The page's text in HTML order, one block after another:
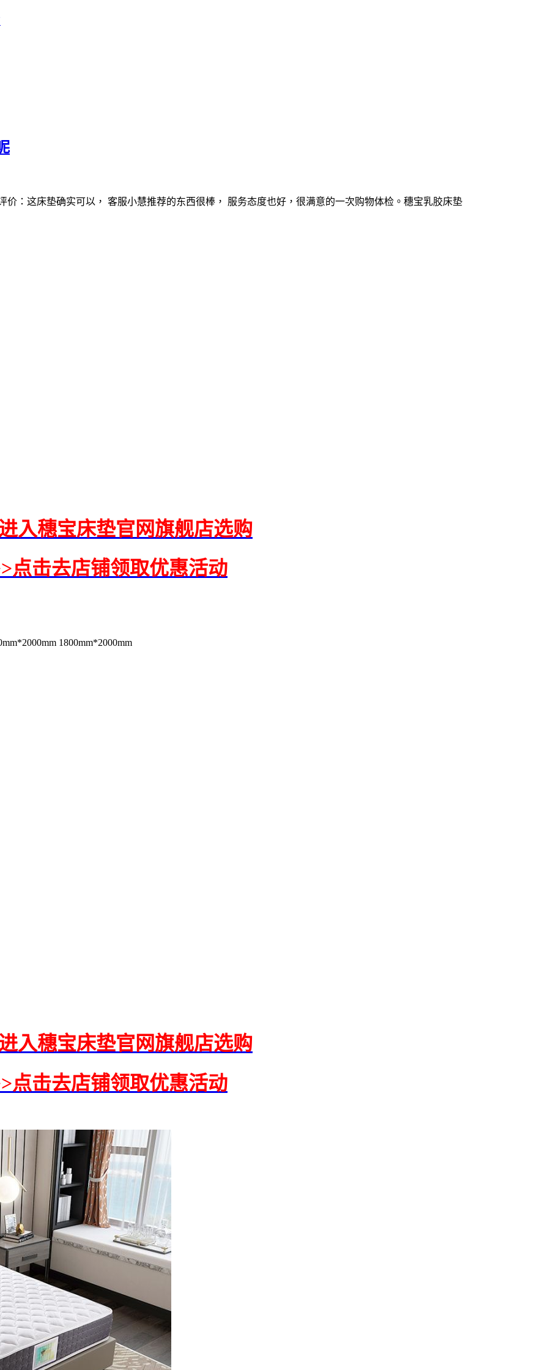
：这床垫确实可以， 客服小慧推荐的东西很棒， 服务态度也好，很满意的一次购物体检。穗宝乳胶床垫
入穗宝床垫官网旗舰店选购
点击去店铺领取优惠活动
1800mm*2000mm
入穗宝床垫官网旗舰店选购
点击去店铺领取优惠活动